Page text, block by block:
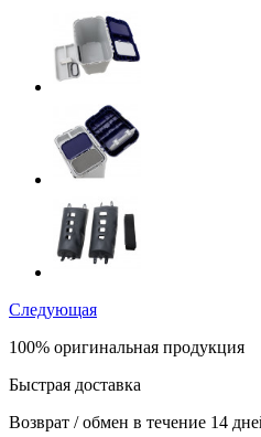
Следующая
100% оригинальная продукция
Быстрая доставка
Возврат / обмен в течение 14